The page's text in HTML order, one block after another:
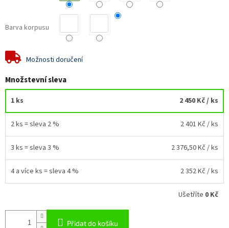
Barva korpusu
Možnosti doručení
Množstevní sleva
1 ks 2 450 Kč/ ks
2 ks = sleva 2 % 2 401 Kč / ks
3 ks = sleva 3 % 2 376,50 Kč / ks
4 a více ks = sleva 4 % 2 352 Kč / ks
Ušetříte 0 Kč
Přidat do košíku